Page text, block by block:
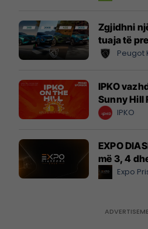
Zgjidhni
tuaja të
Peugot
IPKO
Sunny Hill
IPKO
EXPO
më 3, 4
Expo